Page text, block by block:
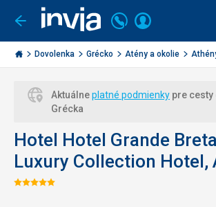
Ísť
späť
Invia.sk
Volajte
+421
2
3221
Prihlásiť
Dovolenka Grécko Atény a okolie
Aktuálneplatné podmienky pre cesty
Grécka
Hotel Hotel Grande
Luxury Collection Hotel,
Hodnotenie: